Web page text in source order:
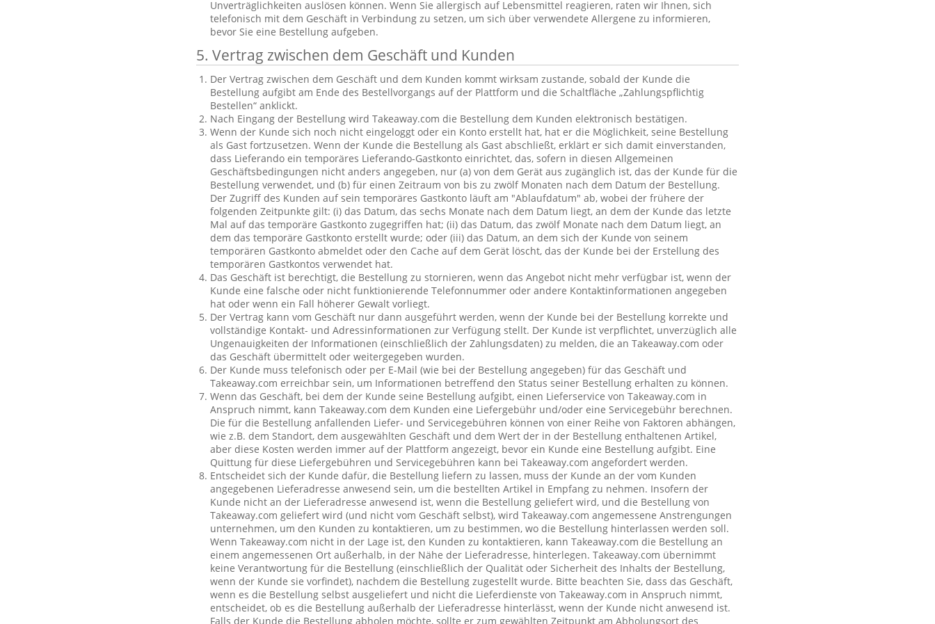
Unverträglichkeiten auslösen können. Wenn Sie allergisch auf Lebensmittel reagieren, raten wir Ihnen, sich
telefonisch mit dem Geschäft in Verbindung zu setzen, um sich über verwendete Allergene zu informieren,
bevor Sie eine Bestellung aufgeben.
5. Vertrag zwischen dem Geschäft und Kunden
Der Vertrag zwischen dem Geschäft und dem Kunden kommt wirksam zustande, sobald der Kunde die
Bestellung aufgibt am Ende des Bestellvorgangs auf der Plattform und die Schaltfläche „Zahlungspflichtig
Bestellen“ anklickt.
Nach Eingang der Bestellung wird Takeaway.com die Bestellung dem Kunden elektronisch bestätigen.
Wenn der Kunde sich noch nicht eingeloggt oder ein Konto erstellt hat, hat er die Möglichkeit, seine Bestellung
als Gast fortzusetzen. Wenn der Kunde die Bestellung als Gast abschließt, erklärt er sich damit einverstanden,
dass Lieferando ein temporäres Lieferando-Gastkonto einrichtet, das, sofern in diesen Allgemeinen
Geschäftsbedingungen nicht anders angegeben, nur (a) von dem Gerät aus zugänglich ist, das der Kunde für die
Bestellung verwendet, und (b) für einen Zeitraum von bis zu zwölf Monaten nach dem Datum der Bestellung.
Der Zugriff des Kunden auf sein temporäres Gastkonto läuft am "Ablaufdatum" ab, wobei der frühere der
folgenden Zeitpunkte gilt: (i) das Datum, das sechs Monate nach dem Datum liegt, an dem der Kunde das letzte
Mal auf das temporäre Gastkonto zugegriffen hat; (ii) das Datum, das zwölf Monate nach dem Datum liegt, an
dem das temporäre Gastkonto erstellt wurde; oder (iii) das Datum, an dem sich der Kunde von seinem
temporären Gastkonto abmeldet oder den Cache auf dem Gerät löscht, das der Kunde bei der Erstellung des
temporären Gastkontos verwendet hat.
Das Geschäft ist berechtigt, die Bestellung zu stornieren, wenn das Angebot nicht mehr verfügbar ist, wenn der
Kunde eine falsche oder nicht funktionierende Telefonnummer oder andere Kontaktinformationen angegeben
hat oder wenn ein Fall höherer Gewalt vorliegt.
Der Vertrag kann vom Geschäft nur dann ausgeführt werden, wenn der Kunde bei der Bestellung korrekte und
vollständige Kontakt- und Adressinformationen zur Verfügung stellt. Der Kunde ist verpflichtet, unverzüglich alle
Ungenauigkeiten der Informationen (einschließlich der Zahlungsdaten) zu melden, die an Takeaway.com oder
das Geschäft übermittelt oder weitergegeben wurden.
Der Kunde muss telefonisch oder per E-Mail (wie bei der Bestellung angegeben) für das Geschäft und
Takeaway.com erreichbar sein, um Informationen betreffend den Status seiner Bestellung erhalten zu können.
Wenn das Geschäft, bei dem der Kunde seine Bestellung aufgibt, einen Lieferservice von Takeaway.com in
Anspruch nimmt, kann Takeaway.com dem Kunden eine Liefergebühr und/oder eine Servicegebühr berechnen.
Die für die Bestellung anfallenden Liefer- und Servicegebühren können von einer Reihe von Faktoren abhängen,
wie z.B. dem Standort, dem ausgewählten Geschäft und dem Wert der in der Bestellung enthaltenen Artikel,
aber diese Kosten werden immer auf der Plattform angezeigt, bevor ein Kunde eine Bestellung aufgibt. Eine
Quittung für diese Liefergebühren und Servicegebühren kann bei Takeaway.com angefordert werden.
Entscheidet sich der Kunde dafür, die Bestellung liefern zu lassen, muss der Kunde an der vom Kunden
angegebenen Lieferadresse anwesend sein, um die bestellten Artikel in Empfang zu nehmen. Insofern der
Kunde nicht an der Lieferadresse anwesend ist, wenn die Bestellung geliefert wird, und die Bestellung von
Takeaway.com geliefert wird (und nicht vom Geschäft selbst), wird Takeaway.com angemessene Anstrengungen
unternehmen, um den Kunden zu kontaktieren, um zu bestimmen, wo die Bestellung hinterlassen werden soll.
Wenn Takeaway.com nicht in der Lage ist, den Kunden zu kontaktieren, kann Takeaway.com die Bestellung an
einem angemessenen Ort außerhalb, in der Nähe der Lieferadresse, hinterlegen. Takeaway.com übernimmt
keine Verantwortung für die Bestellung (einschließlich der Qualität oder Sicherheit des Inhalts der Bestellung,
wenn der Kunde sie vorfindet), nachdem die Bestellung zugestellt wurde. Bitte beachten Sie, dass das Geschäft,
wenn es die Bestellung selbst ausgeliefert und nicht die Lieferdienste von Takeaway.com in Anspruch nimmt,
entscheidet, ob es die Bestellung außerhalb der Lieferadresse hinterlässt, wenn der Kunde nicht anwesend ist.
Falls der Kunde die Bestellung abholen möchte, sollte er zum gewählten Zeitpunkt am Abholungsort des